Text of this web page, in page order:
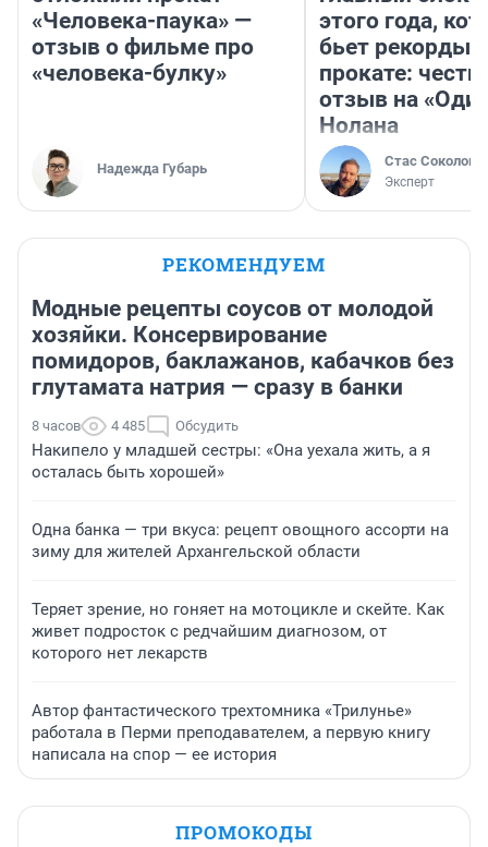
«Человека-паука» —
отзыв о фильме про
«человека-булку»
Надежда Губарь
этого года,
бьет рекорды в
прокате:
отзыв на
Нолана
Стас Соколов
Эксперт
РЕКОМЕНДУЕМ
Модные рецепты соусов от молодой
хозяйки. Консервирование
помидоров, баклажанов, кабачков без
глутамата натрия — сразу в банки
8 часов 4 485 Обсудить
Накипело у младшей сестры: «Она уехала жить, а я
осталась быть хорошей»
Одна банка — три вкуса: рецепт овощного ассорти на
зиму для жителей Архангельской области
Теряет зрение, но гоняет на мотоцикле и скейте. Как
живет подросток с редчайшим диагнозом, от
которого нет лекарств
Автор фантастического трехтомника «Трилунье»
работала в Перми преподавателем, а первую книгу
написала на спор — ее история
ПРОМОКОДЫ